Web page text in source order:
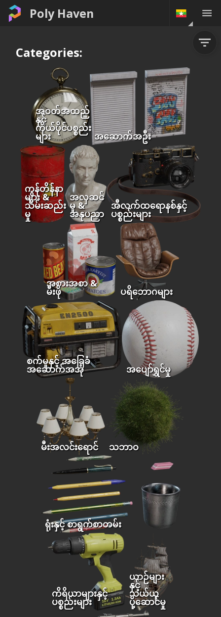
Poly Haven
Categories:
အဝတ်အထည်
နှင့်
ကိုယ်ပိုင်ပစ္စည်း
များ အဆောက်အဦး
ကွန်တိန်နာ
များ &
သိမ်းဆည်း
မှု
အလှဆင်
မှု &
အနုပညာ
အီလက်ထရောနစ်နှင့်
ပစ္စည်းများ
အစားအစာ &
မီးဖို ပရိဘောဂများ
စက်မှုနှင့် အခြေခံ
အဆောက်အအုံ အပျော်ရွှင်မှု
မီးအလင်းရောင် သဘာဝ
ရုံးနှင့် စာရွက်စာတမ်း
ကိရိယာများနှင့်
ပစ္စည်းများ
ယာဉ်များ
နှင့်
သယ်ယူ
ပို့ဆောင်မှု